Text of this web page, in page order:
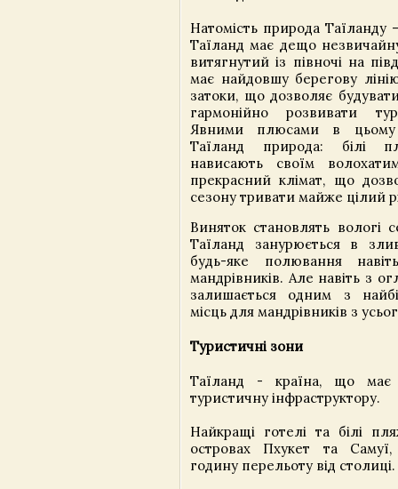
Натомість природа Таїланду
Таїланд має дещо
витягнутий із півночі на
має найдовшу берегову
затоки, що дозволяє
гармонійно розвивати
Явними плюсами в цьому
Таїланд природа: білі
нависають своїм
прекрасний клімат, що
сезону тривати майже цілий
Виняток становлять
Таїланд занурюється в
будь-яке полювання
мандрівників. Але навіть з
залишається одним з
місць для мандрівників з
Туристичні зони
Таїланд - країна, що має
туристичну інфраструктору.
Найкращі готелі та білі
островах Пхукет та
годину перельоту від столиці.